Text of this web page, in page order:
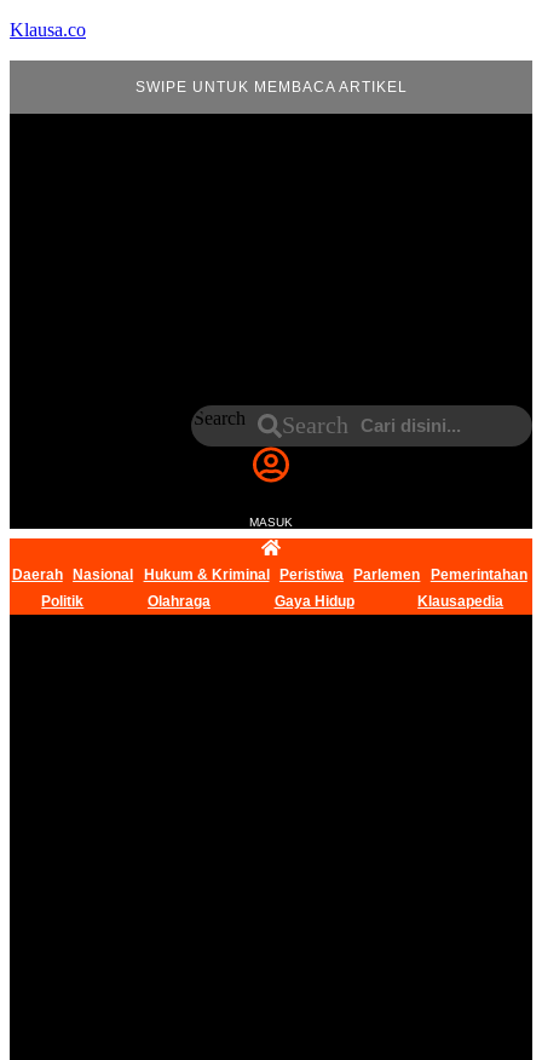
Klausa.co
SWIPE UNTUK MEMBACA ARTIKEL
Search Search
MASUK
Daerah Nasional Hukum & Kriminal Peristiwa Parlemen
Pemerintahan
Politik
Olahraga Gaya Hidup Klausapedia